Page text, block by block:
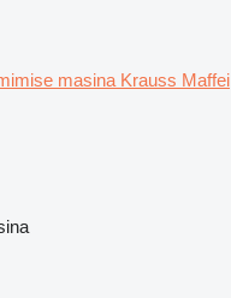
masina Krauss Maffei